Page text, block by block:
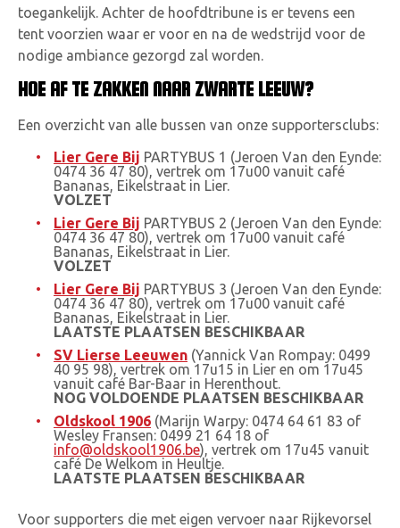
toegankelijk. Achter de hoofdtribune is er tevens een
tent voorzien waar er voor en na de wedstrijd voor de
nodige ambiance gezorgd zal worden.
HOE AF TE ZAKKEN NAAR ZWARTE LEEUW?
Een overzicht van alle bussen van onze supportersclubs:
Lier Gere Bij PARTYBUS 1 (Jeroen Van den Eynde:
0474 36 47 80), vertrek om 17u00 vanuit café
Bananas, Eikelstraat in Lier.
VOLZET
Lier Gere Bij PARTYBUS 2 (Jeroen Van den Eynde:
0474 36 47 80), vertrek om 17u00 vanuit café
Bananas, Eikelstraat in Lier.
VOLZET
Lier Gere Bij PARTYBUS 3 (Jeroen Van den Eynde:
0474 36 47 80), vertrek om 17u00 vanuit café
Bananas, Eikelstraat in Lier.
LAATSTE PLAATSEN BESCHIKBAAR
SV Lierse Leeuwen (Yannick Van Rompay: 0499
40 95 98), vertrek om 17u15 in Lier en om 17u45
vanuit café Bar-Baar in Herenthout.
NOG VOLDOENDE PLAATSEN BESCHIKBAAR
Oldskool 1906 (Marijn Warpy: 0474 64 61 83 of
Wesley Fransen: 0499 21 64 18 of
info@oldskool1906.be), vertrek om 17u45 vanuit
café De Welkom in Heultje.
LAATSTE PLAATSEN BESCHIKBAAR
Voor supporters die met eigen vervoer naar Rijkevorsel